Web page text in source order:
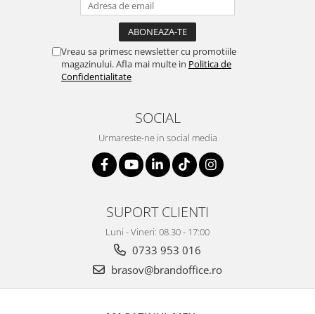
Vreau sa primesc newsletter cu promotiile
magazinului. Afla mai multe in Politica de
Confidentialitate
SOCIAL
Urmareste-ne in social media
SUPORT CLIENTI
Luni - Vineri: 08.30 - 17:00
0733 953 016
brasov@brandoffice.ro